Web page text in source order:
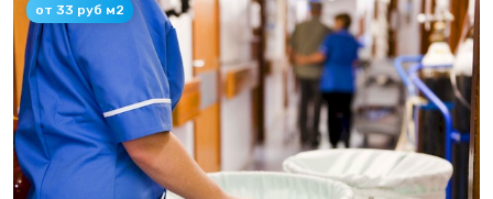
от 33 руб м2